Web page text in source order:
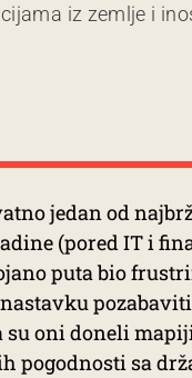
iz zemlje i
jedan od
(pored IT i
puta bio
oni doneli
pogodnosti sa